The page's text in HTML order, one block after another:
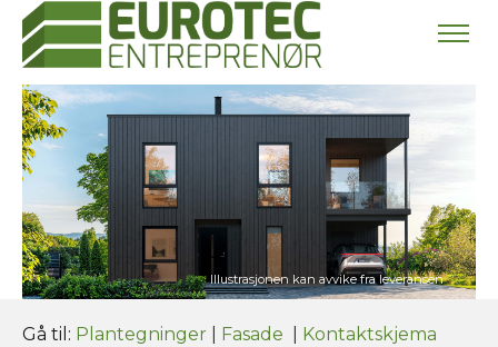
Gå til: Plantegninger Fasade Kontaktskjema